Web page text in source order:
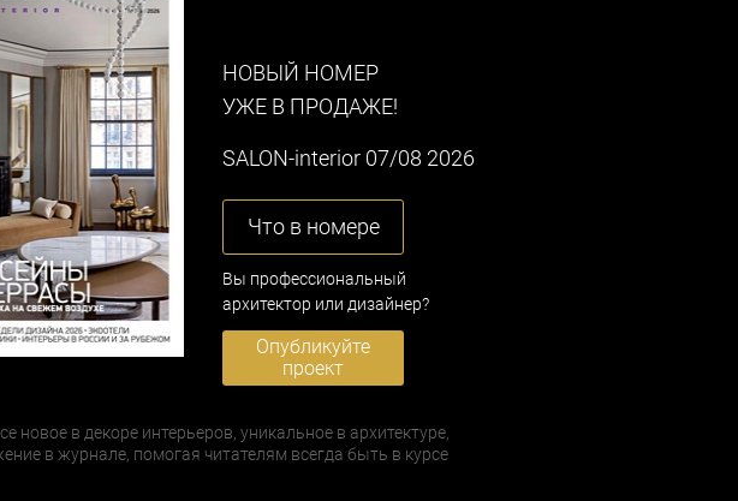
НОВЫЙ НОМЕР
УЖЕ В ПРОДАЖЕ!
SALON-interior 07/08 2026
Что в номере
Вы профессиональный
архитектор или дизайнер?
Опубликуйте
проект
новое в декоре интерьеров, уникальное в архитектуре,
в журнале, помогая читателям всегда быть в курсе